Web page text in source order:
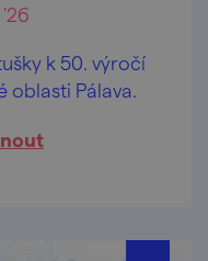
'26
k 50. výročí
oblasti Pálava.